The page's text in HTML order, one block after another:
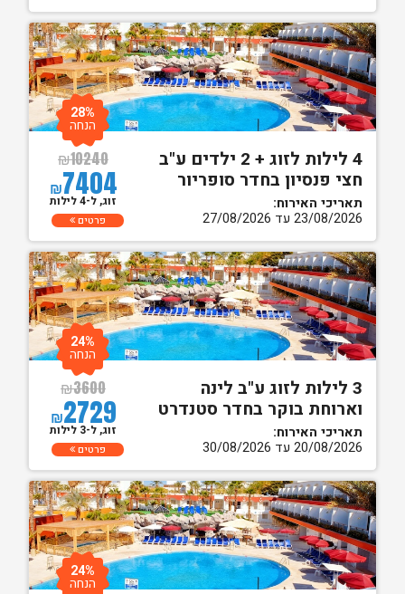
4 לילות לזוג + 2 ילדים ע"ב
חצי פנסיון בחדר סופריור
תאריכי האירוח:
23/08/2026 עד 27/08/2026
₪10240
₪7404
28%
הנחה
זוג, ל-4 לילות
פרטים
3 לילות לזוג ע"ב לינה
וארוחת בוקר בחדר סטנדרט
תאריכי האירוח:
20/08/2026 עד 30/08/2026
₪3600
₪2729
24%
הנחה
זוג, ל-3 לילות
פרטים
24%
הנחה